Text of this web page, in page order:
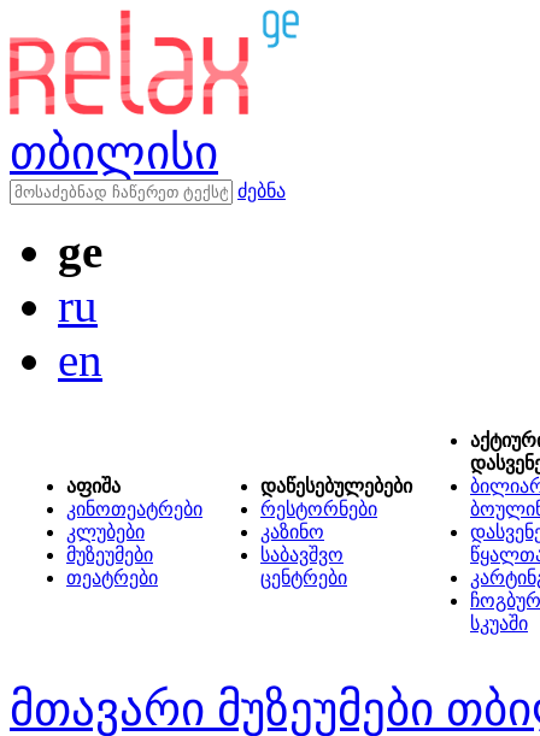
თბილისი
ძებნა
ge
ru
en
აფიშა
კინოთეატრები
კლუბები
მუზეუმები
თეატრები
დაწესებულებები
რესტორნები
კაზინო
საბავშვო
ცენტრები
სკუაში
მთავარი მუზეუმები